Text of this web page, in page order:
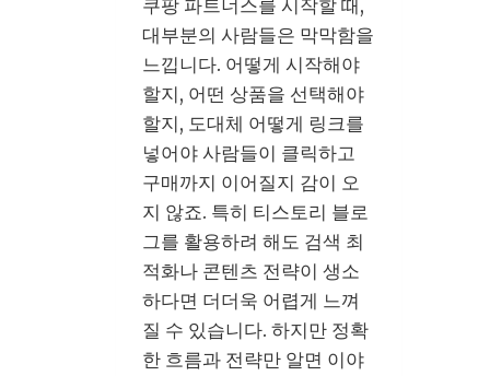
방
법
(완
전
초
보
자
용)
15-
10
쿠팡 파트너스를 시작할 때,
대부분의 사람들은 막막함을
느낍니다. 어떻게 시작해야
할지, 어떤 상품을 선택해야
할지, 도대체 어떻게 링크를
넣어야 사람들이 클릭하고
구매까지 이어질지 감이 오
지 않죠. 특히 티스토리 블로
그를 활용하려 해도 검색 최
적화나 콘텐츠 전략이 생소
하다면 더더욱 어렵게 느껴
질 수 있습니다. 하지만 정확
한 흐름과 전략만 알면 이야